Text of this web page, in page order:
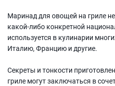
Маринад для овощей на гриле
какой-либо конкретной
используется в кулинарии
Италию, Францию и другие.
Секреты и тонкости
гриле могут заключаться в